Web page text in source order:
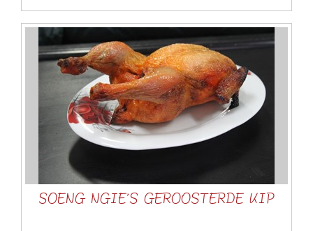
SOENG NGIE’S GEROOSTERDE KIP